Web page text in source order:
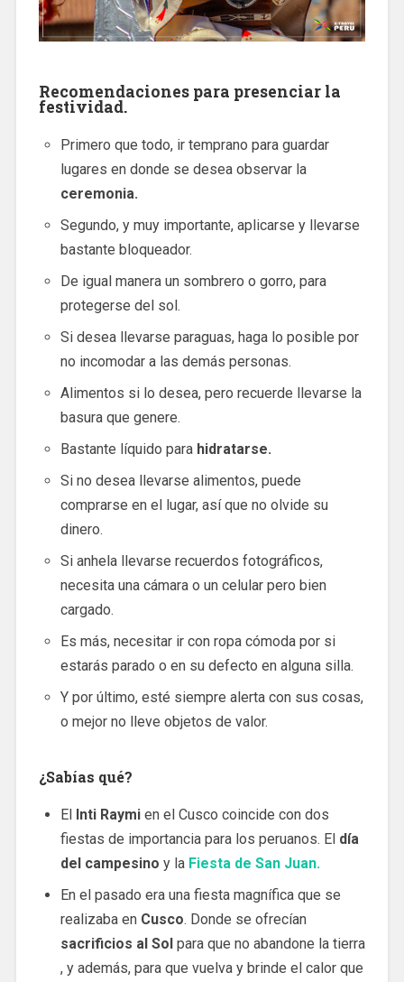
Recomendaciones para presenciar la
festividad.
Primero que todo, ir temprano para guardar
lugares en donde se desea observar la
ceremonia.
Segundo, y muy importante, aplicarse y llevarse
bastante bloqueador.
De igual manera un sombrero o gorro, para
protegerse del sol.
Si desea llevarse paraguas, haga lo posible por
no incomodar a las demás personas.
Alimentos si lo desea, pero recuerde llevarse la
basura que genere.
Bastante líquido para hidratarse.
Si no desea llevarse alimentos, puede
comprarse en el lugar, así que no olvide su
dinero.
Si anhela llevarse recuerdos fotográficos,
necesita una cámara o un celular pero bien
cargado.
Es más, necesitar ir con ropa cómoda por si
estarás parado o en su defecto en alguna silla.
Y por último, esté siempre alerta con sus cosas,
o mejor no lleve objetos de valor.
¿Sabías qué?
El Inti Raymien el Cusco coincide con dos
fiestas de importancia para los peruanos. El día
del campesino y la Fiesta de San Juan.
En el pasado era una fiesta magnífica que se
realizaba enCusco. Donde se ofrecían
sacrificios al Solpara que no abandone la tierra
, y además, para que vuelva y brinde el calor que